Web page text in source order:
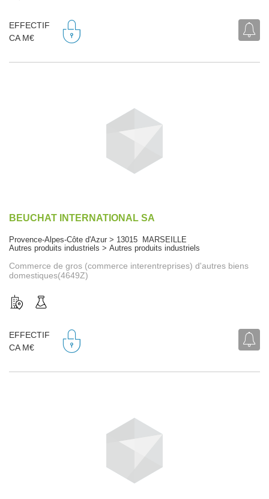
EFFECTIF
CA M€
BEUCHAT INTERNATIONAL SA
Provence-Alpes-Côte d'Azur > 13015 MARSEILLE
Autres produits industriels > Autres produits industriels
Commerce de gros (commerce interentreprises) d'autres biens
domestiques(4649Z)
EFFECTIF
CA M€